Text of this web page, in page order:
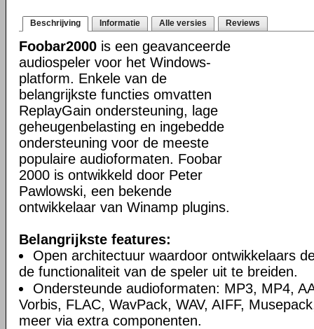
Beschrijving Informatie Alle versies Reviews
Foobar2000 is een geavanceerde
audiospeler voor het Windows-
platform. Enkele van de
belangrijkste functies omvatten
ReplayGain ondersteuning, lage
geheugenbelasting en ingebedde
ondersteuning voor de meeste
populaire audioformaten. Foobar
2000 is ontwikkeld door Peter
Pawlowski, een bekende
ontwikkelaar van Winamp plugins.
Belangrijkste features:
Open architectuur waardoor ontwikkelaars
de functionaliteit van de speler uit te breiden.
Ondersteunde audioformaten: MP3, MP4,
Vorbis, FLAC, WavPack, WAV, AIFF,
meer via extra componenten.